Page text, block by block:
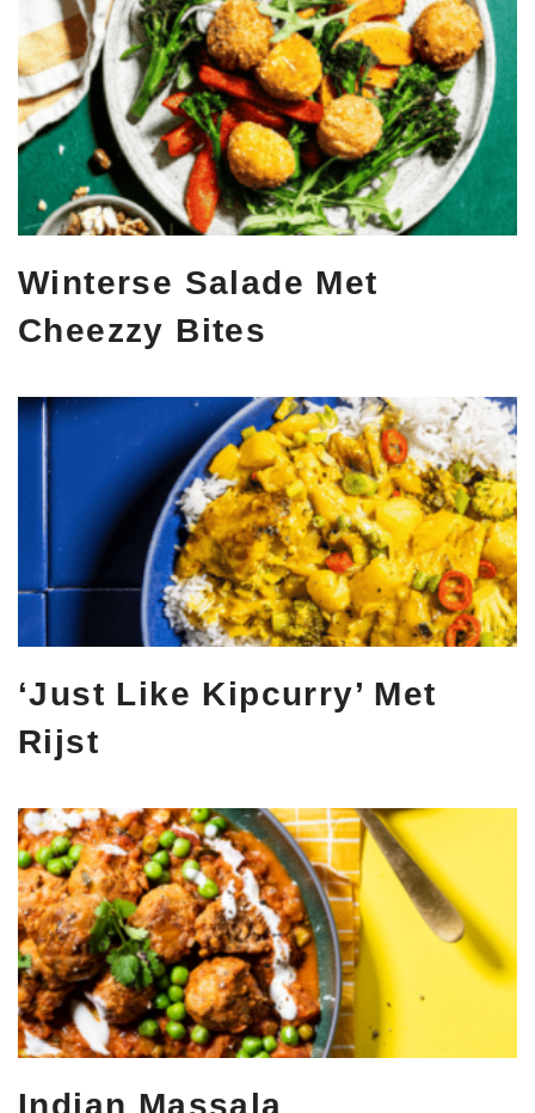
Winterse Salade Met
Cheezzy Bites
‘Just Like Kipcurry’ Met
Rijst